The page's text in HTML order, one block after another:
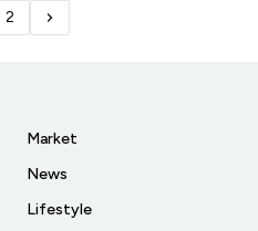
2
Market
News
Lifestyle